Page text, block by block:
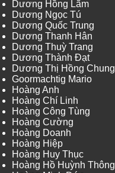
Dương Hồng Lãm
Dương Ngọc Tú
Dương Quốc Trung
Dương Thanh Hân
Dương Thuỳ Trang
Dương Thành Đạt
Dương Thị Hồng Chung
Goormachtig Mario
Hoàng Anh
Hoàng Chí Linh
Hoàng Công Tùng
Hoàng Cường
Hoàng Doanh
Hoàng Hiệp
Hoàng Huy Thục
Hoàng Hồ Huỳnh Thông